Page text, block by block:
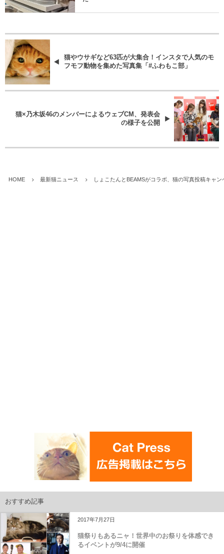
猫やウサギなど63匹が大集合！インスタで人気のモ
フモフ動物を集めた写真集「#ふわもこ部」
猫×乃木坂46のメンバーによるウェブCM、発表会
の様子を公開
HOME 最新猫ニュース しょこたんとBEAMSがコラボ、猫の写真投稿キャ
おすすめ記事
2017年7月27日
猫祭りもあるニャ！世界中のお祭りを体感でき
るイベントが9/4に開催